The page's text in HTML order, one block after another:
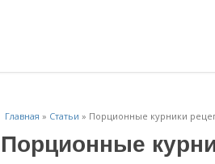
Главная » Статьи » Порционные курники
Порционные